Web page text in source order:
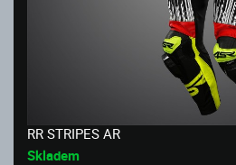
RR STRIPES AR
Skladem